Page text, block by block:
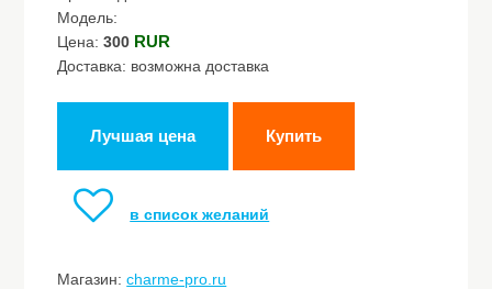
Модель:
Цена:300 RUR
Доставка: возможна доставка
Лучшая цена Купить
в список желаний
Магазин:charme-pro.ru